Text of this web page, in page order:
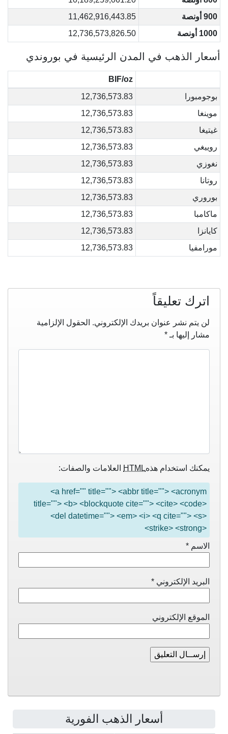
900 أونصة
11,462,916,443.85
1000 أونصة
12,736,573,826.50
أسعار الذهب في المدن الرئيسية في بوروندي
BIF/oz
بوجومبورا
12,736,573.83
موينغا
12,736,573.83
غيتيغا
12,736,573.83
روييغي
12,736,573.83
نغوزي
12,736,573.83
روتانا
12,736,573.83
بوروري
12,736,573.83
ماكامبا
12,736,573.83
كايانزا
12,736,573.83
مورامفيا
12,736,573.83
اترك تعليقاً
لن يتم نشر عنوان بريدك الإلكتروني. الحقول الإلزامية
مشار إليها بـ *
يمكنك استخدام هذهHTML العلامات والصفات:
<a href="" title=""> <abbr title=""> <acronym
title=""> <b> <blockquote cite=""> <cite> <code>
<del datetime=""> <em> <i> <q cite=""> <s>
<strike> <strong>
الاسم *
البريد الإلكتروني *
الموقع الإلكتروني
أسعار الذهب الفورية